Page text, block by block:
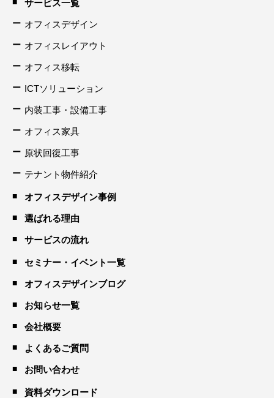
サービス一覧
オフィスデザイン
オフィスレイアウト
オフィス移転
ICTソリューション
内装工事・設備工事
オフィス家具
原状回復工事
テナント物件紹介
オフィスデザイン事例
選ばれる理由
サービスの流れ
セミナー・イベント一覧
オフィスデザインブログ
お知らせ一覧
会社概要
よくあるご質問
お問い合わせ
資料ダウンロード